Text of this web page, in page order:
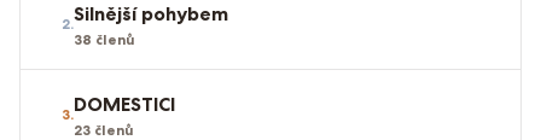
2.Silnější pohybem
38 členů
3.DOMESTICI
23 členů